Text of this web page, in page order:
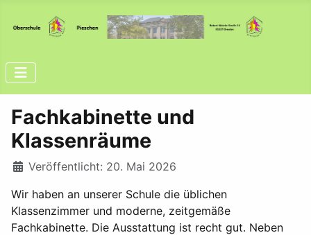
Fachkabinette und
Klassenräume
Details
Veröffentlicht: 20. Mai 2026
Wir haben an unserer Schule die üblichen
Klassenzimmer und moderne, zeitgemäße
Fachkabinette. Die Ausstattung ist recht gut. Neben